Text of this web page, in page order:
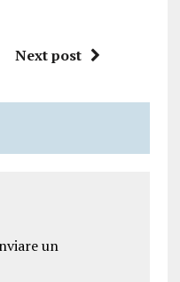
Next post
un